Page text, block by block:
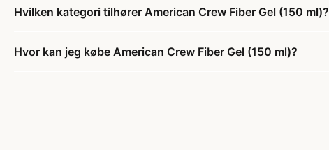
Hvilken kategori tilhører American Crew Fiber Gel (150 ml)?
Hvor kan jeg købe American Crew Fiber Gel (150 ml)?